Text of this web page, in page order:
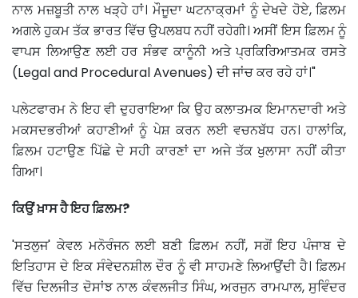
ਨਾਲ ਮਜ਼ਬੂਤੀ ਨਾਲ ਖੜ੍ਹੇ ਹਾਂ। ਮੌਜੂਦਾ ਘਟਨਾਕ੍ਰਮਾਂ ਨੂੰ ਦੇਖਦੇ ਹੋਏ, ਫ਼ਿਲਮ
ਅਗਲੇ ਹੁਕਮ ਤੱਕ ਭਾਰਤ ਵਿੱਚ ਉਪਲਬਧ ਨਹੀਂ ਰਹੇਗੀ। ਅਸੀਂ ਇਸ ਫ਼ਿਲਮ ਨੂੰ
ਵਾਪਸ ਲਿਆਉਣ ਲਈ ਹਰ ਸੰਭਵ ਕਾਨੂੰਨੀ ਅਤੇ ਪ੍ਰਕਿਰਿਆਤਮਕ ਰਸਤੇ
(Legal and Procedural Avenues) ਦੀ ਜਾਂਚ ਕਰ ਰਹੇ ਹਾਂ।"
ਪਲੇਟਫਾਰਮ ਨੇ ਇਹ ਵੀ ਦੁਹਰਾਇਆ ਕਿ ਉਹ ਕਲਾਤਮਕ ਇਮਾਨਦਾਰੀ ਅਤੇ
ਮਕਸਦਭਰੀਆਂ ਕਹਾਣੀਆਂ ਨੂੰ ਪੇਸ਼ ਕਰਨ ਲਈ ਵਚਨਬੱਧ ਹਨ। ਹਾਲਾਂਕਿ,
ਫ਼ਿਲਮ ਹਟਾਉਣ ਪਿੱਛੇ ਦੇ ਸਹੀ ਕਾਰਣਾਂ ਦਾ ਅਜੇ ਤੱਕ ਖੁਲਾਸਾ ਨਹੀਂ ਕੀਤਾ
ਗਿਆ।
ਕਿਉਂ ਖ਼ਾਸ ਹੈ ਇਹ ਫ਼ਿਲਮ?
'ਸਤਲੁਜ' ਕੇਵਲ ਮਨੋਰੰਜਨ ਲਈ ਬਣੀ ਫ਼ਿਲਮ ਨਹੀਂ, ਸਗੋਂ ਇਹ ਪੰਜਾਬ ਦੇ
ਇਤਿਹਾਸ ਦੇ ਇਕ ਸੰਵੇਦਨਸ਼ੀਲ ਦੌਰ ਨੂੰ ਵੀ ਸਾਹਮਣੇ ਲਿਆਉਂਦੀ ਹੈ। ਫ਼ਿਲਮ
ਵਿੱਚ ਦਿਲਜੀਤ ਦੋਸਾਂਝ ਨਾਲ ਕੰਵਲਜੀਤ ਸਿੰਘ, ਅਰਜੁਨ ਰਾਮਪਾਲ, ਸੁਵਿੰਦਰ